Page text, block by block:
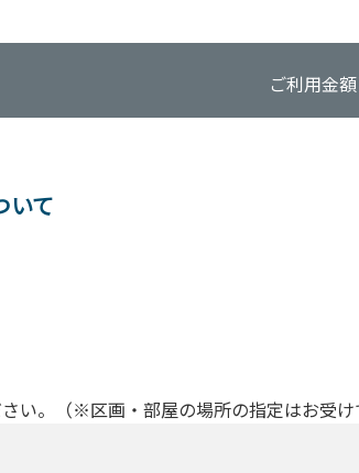
ご利用金額
いて
い。（※区画・部屋の場所の指定はお受け